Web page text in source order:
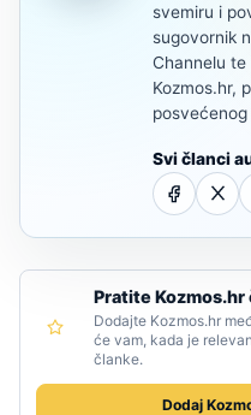
svemiru i
sugovornik
Channelu te
Kozmos.hr,
Svi članci
Pratite Kozmos.hr
Dodajte Kozmos.hr
će vam, kada je
članke.
Dodaj